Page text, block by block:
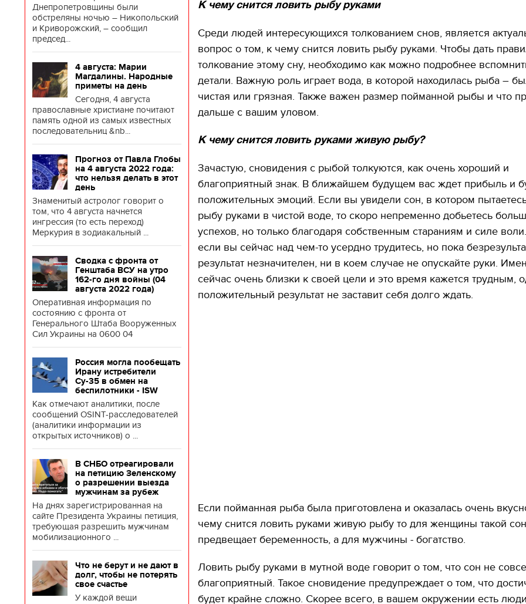
Днепропетровщины были
обстреляны ночью – Никопольский
и Криворожский, – сообщил
председ...
4 августа: Марии
Магдалины. Народные
приметы на день
Сегодня, 4 августа
православные христиане почитают
память одной из самых известных
последовательниц &nb...
Прогноз от Павла Глобы
на 4 августа 2022 года:
что нельзя делать в этот
день
Знаменитый астролог говорит о
том, что 4 августа начнется
ингрессия (то есть переход)
Меркурия в зодиакальный ...
Сводка с фронта от
Генштаба ВСУ на утро
162-го дня войны (04
августа 2022 года)
Оперативная информация по
состоянию с фронта от
Генерального Штаба Вооруженных
Сил Украины на 0600 04
Россия могла пообещать
Ирану истребители
Су-35 в обмен на
беспилотники - ISW
Как отмечают аналитики, после
сообщений OSINT-расследователей
(аналитики информации из
открытых источников) о ...
В СНБО отреагировали
на петицию Зеленскому
о разрешении выезда
мужчинам за рубеж
На днях зарегистрированная на
сайте Президента Украины петиция,
требующая разрешить мужчинам
мобилизационного ...
Что не берут и не дают в
долг, чтобы не потерять
свое счастье
У каждой вещи
К чему снится ловить рыбу руками
Среди людей интересующихся толкованием снов, является
вопрос о том, к чему снится ловить рыбу руками. Чтобы дать
толкование этому сну, необходимо как можно подробнее
детали. Важную роль играет вода, в которой находилась рыба –
чистая или грязная. Также важен размер пойманной рыбы и что
дальше с вашим уловом.
К чему снится ловить руками живую рыбу?
Зачастую, сновидения с рыбой толкуются, как очень хороший и
благоприятный знак. В ближайшем будущем вас ждет прибыль и
положительных эмоций. Если вы увидели сон, в котором
рыбу руками в чистой воде, то скоро непременно добьетесь
успехов, но только благодаря собственным стараниям и силе
если вы сейчас над чем-то усердно трудитесь, но пока
результат незначителен, ни в коем случае не опускайте руки.
сейчас очень близки к своей цели и это время кажется трудным,
положительный результат не заставит себя долго ждать.
Если пойманная рыба была приготовлена и оказалась очень
чему снится ловить руками живую рыбу то для женщины такой сон
предвещает беременность, а для мужчины - богатство.
Ловить рыбу руками в мутной воде говорит о том, что сон не
благоприятный. Такое сновидение предупреждает о том, что
будет крайне сложно. Скорее всего, в вашем окружении есть
11.10.2017 | 16:22
Времена Руси: как
декорации к фильму
"Сторожевая
Игорь Смилянский. Как «Укрпочта»
собирается открывать своим клиентам
счета, продавать дешевые товары и
Секреты Госрезерва:
зарабатывать, нужно
воровать и избавиться от